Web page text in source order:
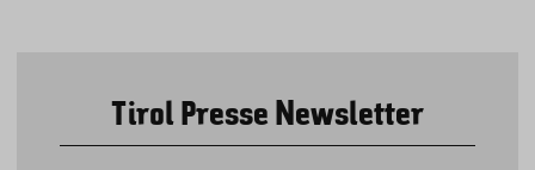
Tirol Presse Newsletter